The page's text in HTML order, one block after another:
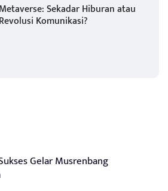
Metaverse: Sekadar Hiburan atau
Revolusi Komunikasi?
Gelar Musrenbang